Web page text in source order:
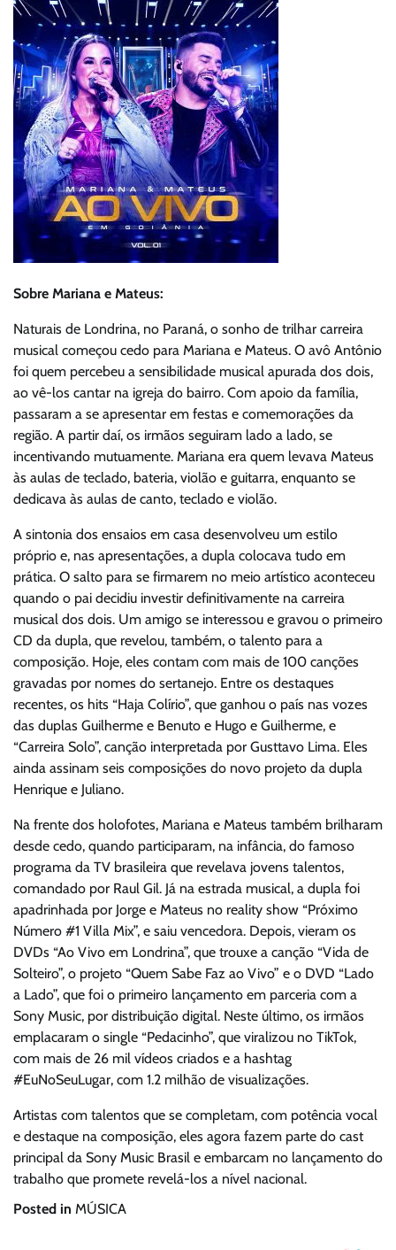
Sobre Mariana e Mateus:
Naturais de Londrina, no Paraná, o sonho de trilhar carreira
musical começou cedo para Mariana e Mateus. O avô Antônio
foi quem percebeu a sensibilidade musical apurada dos dois,
ao vê-los cantar na igreja do bairro. Com apoio da família,
passaram a se apresentar em festas e comemorações da
região. A partir daí, os irmãos seguiram lado a lado, se
incentivando mutuamente. Mariana era quem levava Mateus
às aulas de teclado, bateria, violão e guitarra, enquanto se
dedicava às aulas de canto, teclado e violão.
A sintonia dos ensaios em casa desenvolveu um estilo
próprio e, nas apresentações, a dupla colocava tudo em
prática. O salto para se firmarem no meio artístico aconteceu
quando o pai decidiu investir definitivamente na carreira
musical dos dois. Um amigo se interessou e gravou o primeiro
CD da dupla, que revelou, também, o talento para a
composição. Hoje, eles contam com mais de 100 canções
gravadas por nomes do sertanejo. Entre os destaques
recentes, os hits “Haja Colírio”, que ganhou o país nas vozes
das duplas Guilherme e Benuto e Hugo e Guilherme, e
“Carreira Solo”, canção interpretada por Gusttavo Lima. Eles
ainda assinam seis composições do novo projeto da dupla
Henrique e Juliano.
Na frente dos holofotes, Mariana e Mateus também brilharam
desde cedo, quando participaram, na infância, do famoso
programa da TV brasileira que revelava jovens talentos,
comandado por Raul Gil. Já na estrada musical, a dupla foi
apadrinhada por Jorge e Mateus no reality show “Próximo
Número #1 Villa Mix”, e saiu vencedora. Depois, vieram os
DVDs “Ao Vivo em Londrina”, que trouxe a canção “Vida de
Solteiro”, o projeto “Quem Sabe Faz ao Vivo” e o DVD “Lado
a Lado”, que foi o primeiro lançamento em parceria com a
Sony Music, por distribuição digital. Neste último, os irmãos
emplacaram o single “Pedacinho”, que viralizou no TikTok,
com mais de 26 mil vídeos criados e a hashtag
#EuNoSeuLugar, com 1.2 milhão de visualizações.
Artistas com talentos que se completam, com potência vocal
e destaque na composição, eles agora fazem parte do cast
principal da Sony Music Brasil e embarcam no lançamento do
trabalho que promete revelá-los a nível nacional.
Posted in MÚSICA